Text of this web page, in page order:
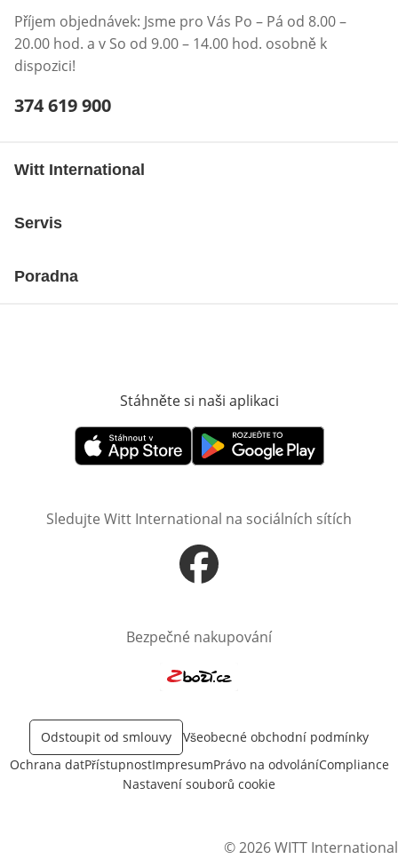
Příjem objednávek: Jsme pro Vás Po – Pá od 8.00 –
20.00 hod. a v So od 9.00 – 14.00 hod. osobně k
dispozici!
Telefonní číslo:
374 619 900
Witt International
Servis
Poradna
Stáhněte si naši aplikaci
Otevře v novém okněOtevře v novém okně
Sledujte Witt International na sociálních sítích
Otevře v novém okně
Bezpečné nakupování
Odstoupit od smlouvy
Všeobecné obchodní podmínky
Ochrana datPřístupnostImpresumPrávo na odvoláníCompliance
Nastavení souborů cookie
© 2026 WITT International